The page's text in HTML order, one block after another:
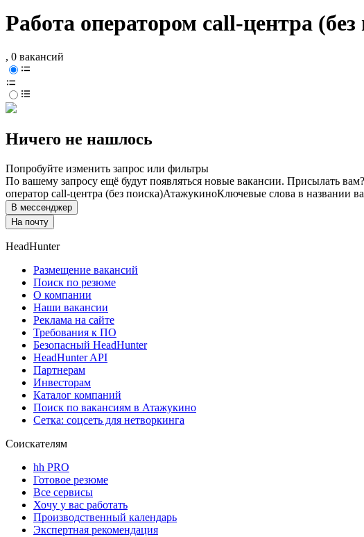
Работа оператором call-центра
, 0 вакансий
Ничего не нашлось
Попробуйте изменить запрос или фильтры
По вашему запросу ещё будут появляться новые вакансии. Присылать вам?
оператор call-центра (без поиска)АтажукиноКлючевые слова в названии
В мессенджер
На почту
HeadHunter
Размещение вакансий
Поиск по резюме
О компании
Наши вакансии
Реклама на сайте
Требования к ПО
Безопасный HeadHunter
HeadHunter API
Партнерам
Инвесторам
Каталог компаний
Поиск по вакансиям в Атажукино
Сетка: соцсеть для нетворкинга
Соискателям
hh PRO
Готовое резюме
Все сервисы
Хочу у вас работать
Производственный календарь
Экспертная рекомендация